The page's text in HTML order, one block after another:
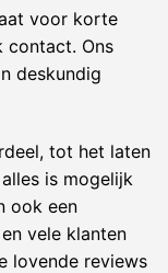
voor korte
contact. Ons
deskundig
tot het laten
is mogelijk
ook een
vele klanten
lovende reviews